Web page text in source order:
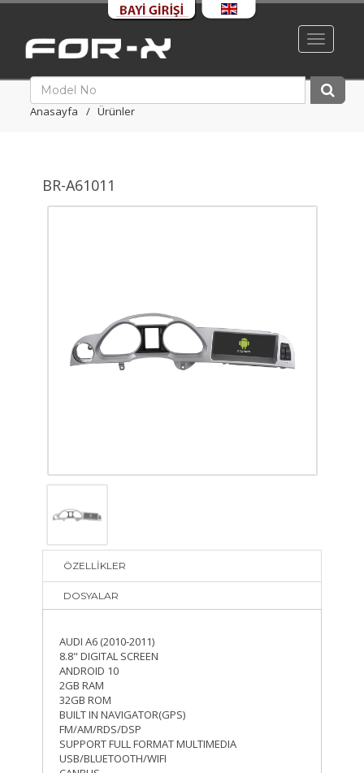
Toggle
Anasayfa Ürünler
BR-A61011
ÖZELLİKLER
DOSYALAR
AUDI A6 (2010-2011)
8.8" DIGITAL SCREEN
ANDROID 10
2GB RAM
32GB ROM
BUILT IN NAVIGATOR(GPS)
FM/AM/RDS/DSP
SUPPORT FULL FORMAT MULTIMEDIA
USB/BLUETOOTH/WIFI